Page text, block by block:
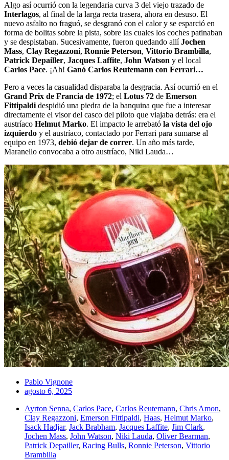
Algo así ocurrió con la legendaria curva 3 del viejo trazado de
Interlagos, al final de la larga recta trasera, ahora en desuso. El
nuevo asfalto no fraguó, se desgranó con el calor y se esparció en
forma de bolitas sobre la pista, sobre las cuales los coches patinaban
y se despistaban. Sucesivamente, fueron quedando allíJochen
Mass, Clay Regazzoni, Ronnie Peterson, Vittorio Brambilla,
Patrick Depailler, Jacques Laffite, John Watson y el local
Carlos Pace. ¡Ah! Ganó Carlos Reutemann con Ferrari…
Pero a veces la casualidad disparaba la desgracia. Así ocurrió en el
Grand Prix de Francia de 1972; el Lotus 72 de Emerson
Fittipaldi despidió una piedra de la banquina que fue a interesar
directamente el visor del casco del piloto que viajaba detrás: era el
austríaco Helmut Marko. El impacto le arrebató la vista del ojo
izquierdo y el austríaco, contactado por Ferrari para sumarse al
equipo en 1973, debió dejar de correr. Un año más tarde,
Maranello convocaba a otro austríaco, Niki Lauda…
Pablo Vignone
agosto 6, 2025
Ayrton Senna, Carlos Pace, Carlos Reutemann, Chris Amon,
Clay Regazzoni, Emerson Fittipaldi, Haas, Helmut Marko,
Isack Hadjar, Jack Brabham, Jacques Laffite, Jim Clark,
Jochen Mass, John Watson, Niki Lauda, Oliver Bearman,
Patrick Depailler, Racing Bulls, Ronnie Peterson, Vittorio
Brambilla